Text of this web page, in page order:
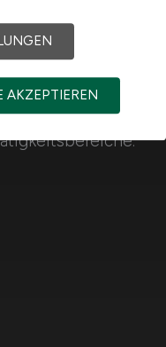
und
Kaufleute,
AKZEPTIEREN